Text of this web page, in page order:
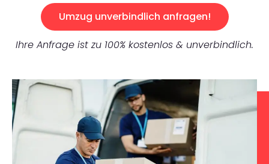
Umzug unverbindlich anfragen!
Ihre Anfrage ist zu 100% kostenlos & unverbindlich.